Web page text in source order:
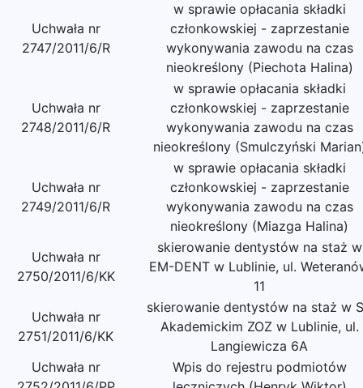
Uchwała nr
2747/2011/6/R
w sprawie opłacania składki
członkowskiej - zaprzestanie
wykonywania zawodu na czas
nieokreślony (Piechota Halina)
Uchwała nr
2748/2011/6/R
w sprawie opłacania składki
członkowskiej - zaprzestanie
wykonywania zawodu na czas
nieokreślony (Smulczyński
Uchwała nr
2749/2011/6/R
w sprawie opłacania składki
członkowskiej - zaprzestanie
wykonywania zawodu na czas
nieokreślony (Miazga Halina)
Uchwała nr
2750/2011/6/KK
skierowanie dentystów na staż w
EM-DENT w Lublinie, ul.
11
Uchwała nr
2751/2011/6/KK
skierowanie dentystów na staż w
Akademickim ZOZ w Lublinie, ul.
Langiewicza 6A
Uchwała nr
Wpis do rejestru podmiotów